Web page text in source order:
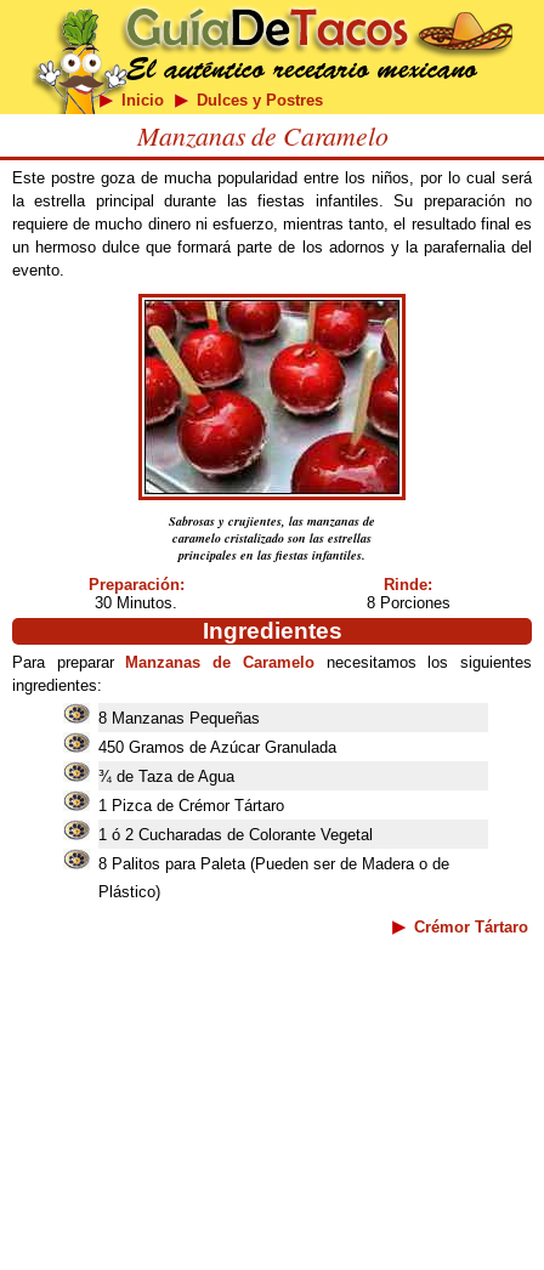
Inicio Dulces y Postres
Manzanas de Caramelo
Este postre goza de mucha popularidad entre los niños, por lo cual será
la estrella principal durante las fiestas infantiles. Su preparación no
requiere de mucho dinero ni esfuerzo, mientras tanto, el resultado final es
un hermoso dulce que formará parte de los adornos y la parafernalia del
evento.
Sabrosas y crujientes, las manzanas de
caramelo cristalizado son las estrellas
principales en las fiestas infantiles.
Preparación:
30 Minutos.
Rinde:
8 Porciones
Ingredientes
Para preparar Manzanas de Caramelonecesitamos los siguientes
ingredientes:
8 Manzanas Pequeñas
450 Gramos de Azúcar Granulada
¾ de Taza de Agua
1 Pizca de Crémor Tártaro
1 ó 2 Cucharadas de Colorante Vegetal
8 Palitos para Paleta (Pueden ser de Madera o de
Plástico)
Crémor Tártaro